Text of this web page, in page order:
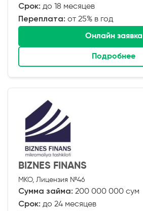
Срок: до 18 месяцев
Переплата: от 25% в год
Онлайн заявка
Подробнее
BIZNES FINANS
МКО, Лицензия №46
Сумма займа: 200 000 000 сум
Срок: до 24 месяцев